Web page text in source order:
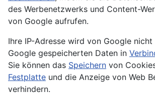
des Werbenetzwerks und Content-
von Google aufrufen.
Ihre IP-Adresse wird von Google
Google gespeicherten Daten in
Sie können das Speichern von
Festplatte und die Anzeige von Web
verhindern.